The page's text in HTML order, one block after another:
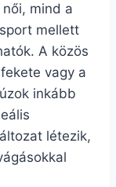
mind a
mellett
A közös
vagy a
inkább
létezik,